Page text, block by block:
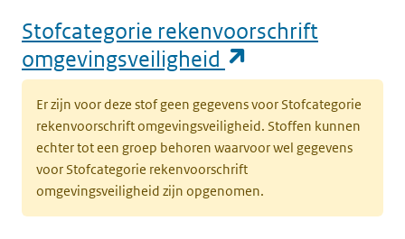
Stofcategorie rekenvoorschrift
omgevingsveiligheid
Er zijn voor deze stof geen gegevens voor Stofcategorie
rekenvoorschrift omgevingsveiligheid. Stoffen kunnen
echter tot een groep behoren waarvoor wel gegevens
voor Stofcategorie rekenvoorschrift
omgevingsveiligheid zijn opgenomen.